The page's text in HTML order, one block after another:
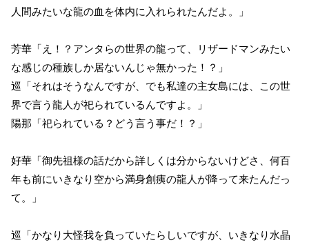
人間みたいな龍の血を体内に入れられたんだよ。」
芳華「え！？アンタらの世界の龍って、リザードマンみたい
な感じの種族しか居ないんじゃ無かった！？」
巡「それはそうなんですが、でも私達の主女島には、この世
界で言う龍人が祀られているんですよ。」
陽那「祀られている？どう言う事だ！？」
好華「御先祖様の話だから詳しくは分からないけどさ、何百
年も前にいきなり空から満身創痍の龍人が降って来たんだっ
て。」
巡「かなり大怪我を負っていたらしいですが、いきなり水晶